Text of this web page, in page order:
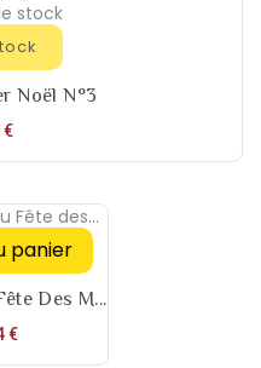
stock
Noël N°3
€Prix
panier
Des M...
€Prix